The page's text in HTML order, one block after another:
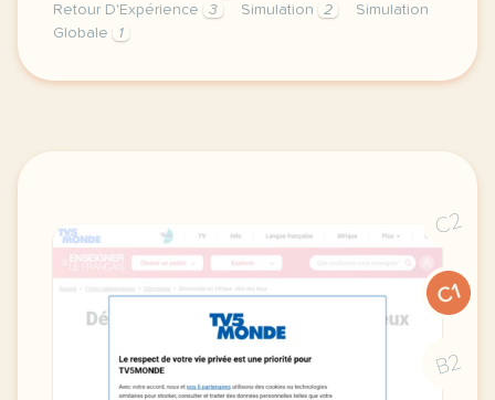
Retour D'Expérience
3 Simulation 2
Simulation
Globale
1
bonjour et bienvenue au village de thiercelieux il
C2
C1
B2